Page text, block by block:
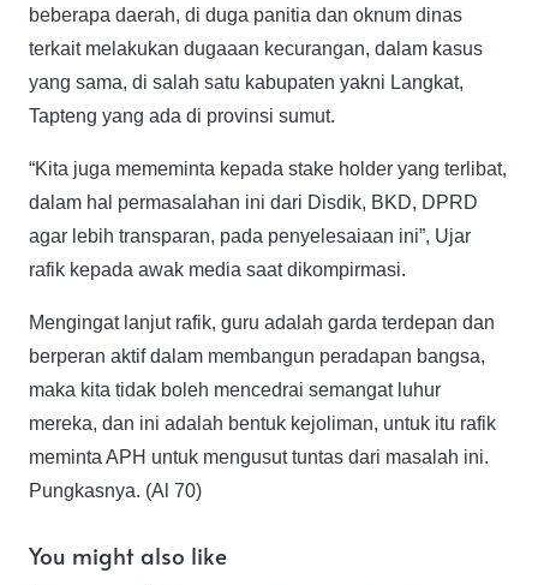
beberapa daerah, di duga panitia dan oknum dinas
terkait melakukan dugaaan kecurangan, dalam kasus
yang sama, di salah satu kabupaten yakni Langkat,
Tapteng yang ada di provinsi sumut.
“Kita juga mememinta kepada stake holder yang terlibat,
dalam hal permasalahan ini dari Disdik, BKD, DPRD
agar lebih transparan, pada penyelesaiaan ini”, Ujar
rafik kepada awak media saat dikompirmasi.
Mengingat lanjut rafik, guru adalah garda terdepan dan
berperan aktif dalam membangun peradapan bangsa,
maka kita tidak boleh mencedrai semangat luhur
mereka, dan ini adalah bentuk kejoliman, untuk itu rafik
meminta APH untuk mengusut tuntas dari masalah ini.
Pungkasnya. (Al 70)
You might also like